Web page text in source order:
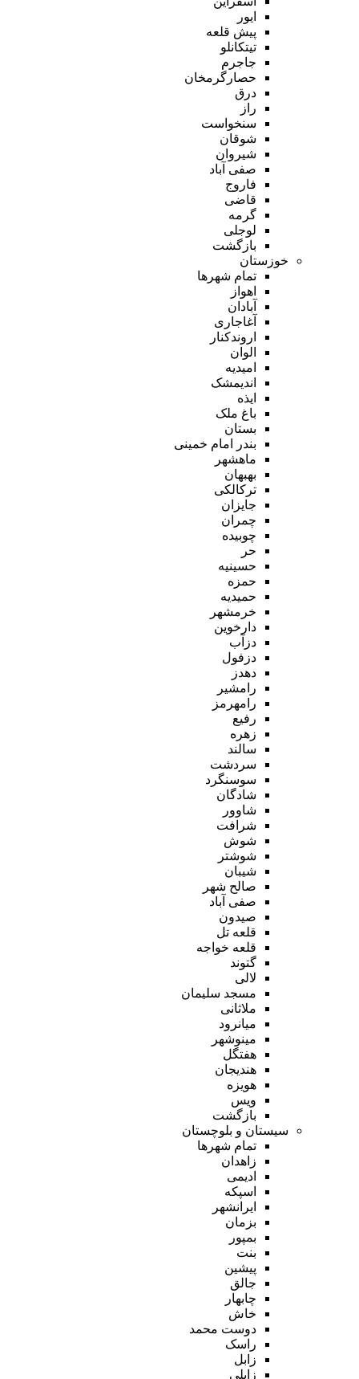
ایور
پیش قلعه
تیتکانلو
جاجرم
حصارگرمخان
درق
راز
سنخواست
شوقان
شیروان
صفی آباد
فاروج
قاضی
گرمه
لوجلی
بازگشت
خوزستان
تمام شهر‌ها
اهواز
آبادان
آغاجاری
اروندکنار
الوان
امیدیه
اندیمشک
ایذه
باغ ملک
بستان
بندر امام خمینی
ماهشهر
بهبهان
ترکالکی
جایزان
چمران
چوبیده
حر
حسینیه
حمزه
حمیدیه
خرمشهر
دارخوین
دزآب
دزفول
دهدز
رامشیر
رامهرمز
رفیع
زهره
سالند
سردشت
سوسنگرد
شادگان
شاوور
شرافت
شوش
شوشتر
شیبان
صالح شهر
صفی آباد
صیدون
قلعه تل
قلعه خواجه
گتوند
لالی
مسجد سلیمان
ملاثانی
میانرود
مینوشهر
هفتگل
هندیجان
هویزه
ویس
بازگشت
سیستان و بلوچستان
تمام شهر‌ها
زاهدان
ادیمی
اسپکه
ایرانشهر
بزمان
بمپور
بنت
پیشین
جالق
چابهار
خاش
دوست محمد
راسک
زابل
زابلی